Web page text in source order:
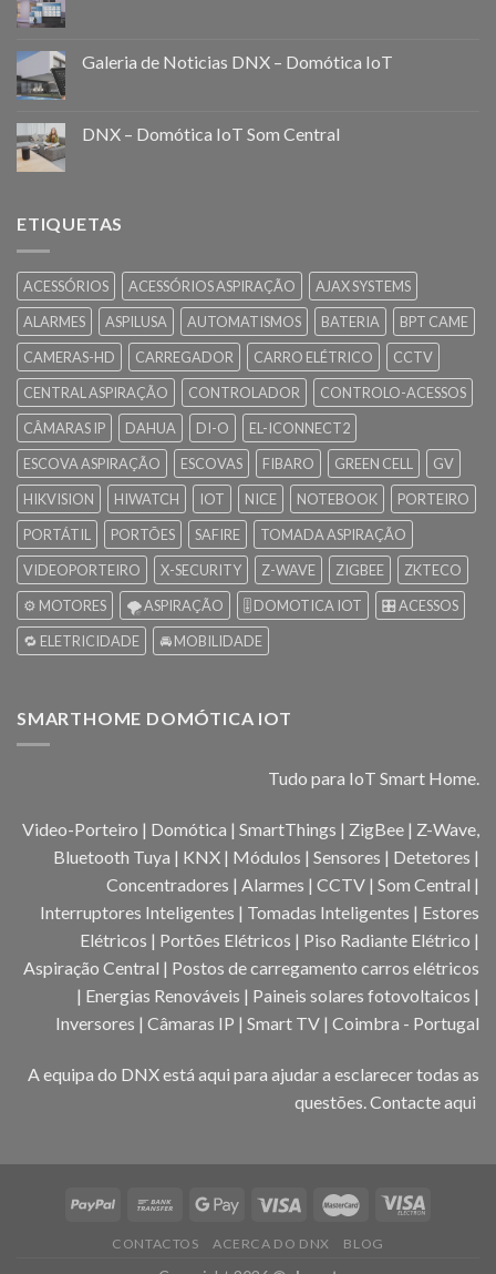
Galeria de Noticias DNX – Domótica IoT
DNX – Domótica IoT Som Central
ETIQUETAS
ACESSÓRIOS ACESSÓRIOS ASPIRAÇÃO
AJAX SYSTEMS
ALARMES
ASPILUSA AUTOMATISMOS BATERIA
BPT CAME
CAMERAS-HD
CARREGADOR CARRO ELÉTRICO
CCTV
CENTRAL ASPIRAÇÃO
CONTROLADOR
CONTROLO-ACESSOS
CÂMARAS IP
DAHUA DI-O
EL-ICONNECT2
ESCOVA ASPIRAÇÃO
ESCOVAS FIBARO GREEN CELL
GV
HIKVISION
HIWATCH IOT NICE NOTEBOOK
PORTEIRO
PORTÁTIL
PORTÕES SAFIRE
TOMADA ASPIRAÇÃO
VIDEOPORTEIRO
X-SECURITY Z-WAVE ZIGBEE
ZKTECO
⚙️ MOTORES
🌪️ ASPIRAÇÃO 🎚️ DOMOTICA IOT
🎛️ ACESSOS
🔁 ELETRICIDADE
🚘 MOBILIDADE
SMARTHOME DOMÓTICA IOT
Tudo para IoT Smart Home.
Video-Porteiro | Domótica | SmartThings | ZigBee | Z-Wave,
Bluetooth Tuya | KNX | Módulos | Sensores | Detetores |
Concentradores | Alarmes | CCTV | Som Central |
Interruptores Inteligentes | Tomadas Inteligentes | Estores
Elétricos | Portões Elétricos | Piso Radiante Elétrico |
Aspiração Central | Postos de carregamento carros elétricos
| Energias Renováveis | Paineis solares fotovoltaicos |
Inversores | Câmaras IP | Smart TV | Coimbra - Portugal
A equipa do DNX está aqui para ajudar a esclarecer todas as
questões. Contacte aqui
CONTACTOS ACERCA DO DNX BLOG